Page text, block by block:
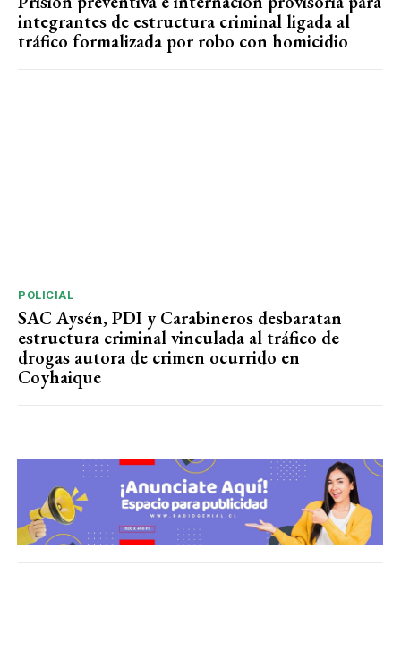
integrantes de estructura criminal ligada al
tráfico formalizada por robo con homicidio
POLICIAL
SAC Aysén, PDI y Carabineros desbaratan
estructura criminal vinculada al tráfico de
drogas autora de crimen ocurrido en
Coyhaique